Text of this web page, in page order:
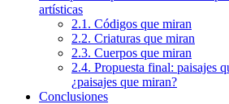
artísticas
2.1. Códigos que miran
2.2. Criaturas que miran
2.3. Cuerpos que miran
2.4. Propuesta final: paisajes
¿paisajes que miran?
Conclusiones